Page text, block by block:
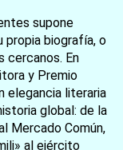
supone
propia biografía, o
cercanos. En
y Premio
elegancia literaria
global: de la
Mercado Común,
al ejército